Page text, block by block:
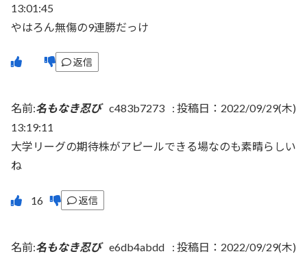
13:01:45
やはろん無傷の9連勝だっけ
返信
名前:名もなき忍び c483b7273 : 投稿日：2022/09/29(木)
13:19:11
大学リーグの期待株がアピールできる場なのも素晴らしい
ね
返信
名前:名もなき忍び e6db4abdd : 投稿日：2022/09/29(木)